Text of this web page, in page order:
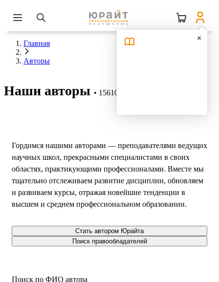
Главная
Авторы
Наши авторы 15610 авторов
Гордимся нашими авторами — преподавателями ведущих
научных школ, прекрасными специалистами в своих
областях, практикующими профессионалами. Вместе мы
тщательно отслеживаем развитие дисциплин, обновляем
и развиваем курсы, отражая новейшие тенденции в
высшем и среднем профессиональном образовании.
Стать автором Юрайта
Поиск правообладателей
Поиск по ФИО автора